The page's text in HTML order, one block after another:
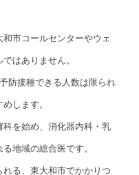
市コールセンターやウェ
はありません。
防接種できる人数は限られ
します。
を始め、消化器内科・乳
地域の総合医です。
る、東大和市でかかりつ